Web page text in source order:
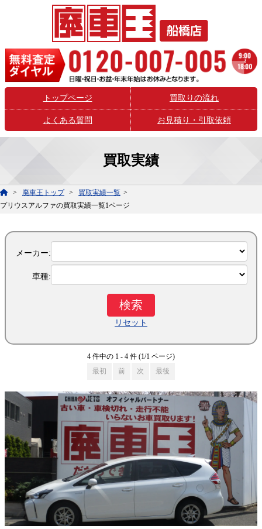
トップページ 買取りの流れ
よくある質問 お見積り・引取依頼
買取実績
廃車王トップ
買取実績一覧
プリウスアルファの買取実績一覧1ページ
メーカー:
車種:
リセット
4 件中の 1 - 4 件 (1/1 ページ)
最初
前 次 最後